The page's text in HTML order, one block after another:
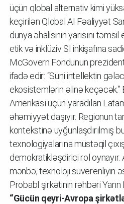
üçün qlobal alternativ kimi
keçirilən Qlobal AI Fəaliyyət
dünya əhalisinin yarısını
etik və inklüziv Sİ inkişafına
McGovern Fondunun
ifadə edir: “Süni intellektin
ekosistemlərin əlinə keçəcək.”
Amerikası üçün yaradılan
əhəmiyyət daşıyır. Regionun
kontekstinə uyğunlaşdırılmış
texnologiyalarına müstəqil
demokratikləşdirici rol oynayır.
mənbə, texnoloji suverenliyin
Probabl şirkətinin rəhbəri
“Gücün qeyri-Avropa